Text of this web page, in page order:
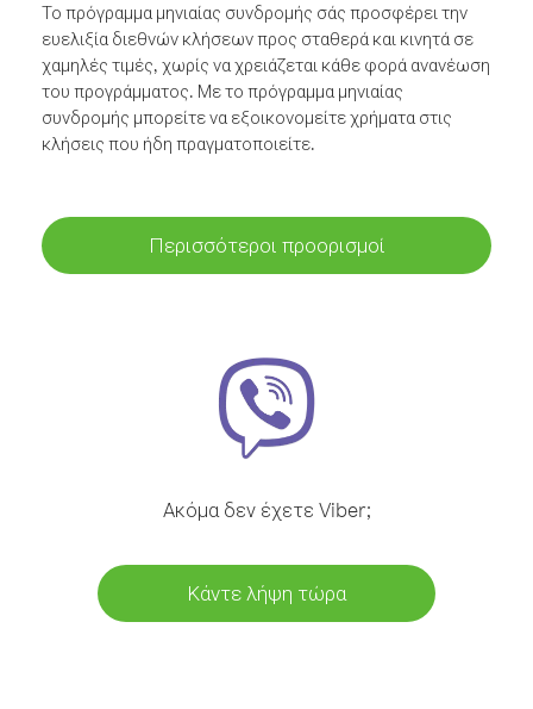
Το πρόγραμμα μηνιαίας συνδρομής σάς προσφέρει την
ευελιξία διεθνών κλήσεων προς σταθερά και κινητά σε
χαμηλές τιμές, χωρίς να χρειάζεται κάθε φορά ανανέωση
του προγράμματος. Με το πρόγραμμα μηνιαίας
συνδρομής μπορείτε να εξοικονομείτε χρήματα στις
κλήσεις που ήδη πραγματοποιείτε.
Περισσότεροι προορισμοί
Ακόμα δεν έχετε Viber;
Κάντε λήψη τώρα